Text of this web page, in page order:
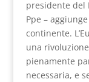
presidente del
Ppe –
continente.
una
pienamente
necessaria, e